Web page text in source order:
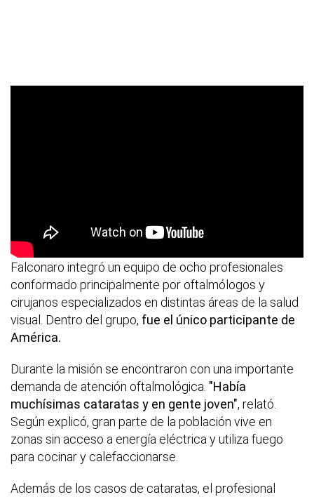
Falconaro integró un equipo de ocho profesionales
conformado principalmente por oftalmólogos y
cirujanos especializados en distintas áreas de la salud
visual. Dentro del grupo, fue el único participante de
América.
Durante la misión se encontraron con una importante
demanda de atención oftalmológica. "Había
muchísimas cataratas y en gente joven", relató.
Según explicó, gran parte de la población vive en
zonas sin acceso a energía eléctrica y utiliza fuego
para cocinar y calefaccionarse.
Además de los casos de cataratas, el profesional